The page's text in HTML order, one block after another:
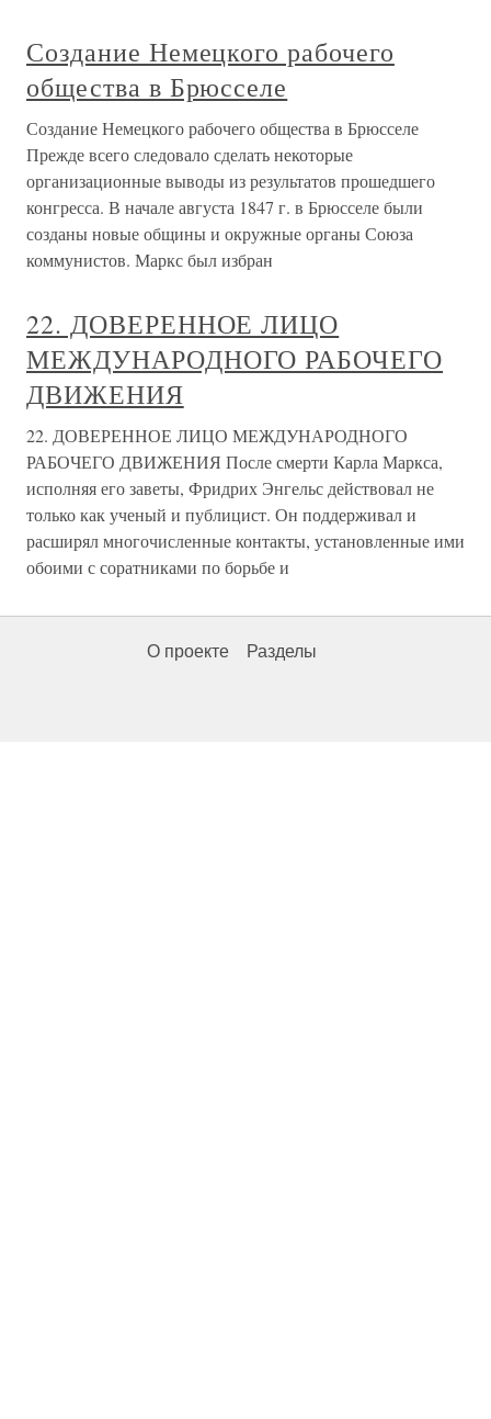
Создание Немецкого рабочего
общества в Брюсселе
Создание Немецкого рабочего общества в Брюсселе
Прежде всего следовало сделать некоторые
организационные выводы из результатов прошедшего
конгресса. В начале августа 1847 г. в Брюсселе были
созданы новые общины и окружные органы Союза
коммунистов. Маркс был избран
22. ДОВЕРЕННОЕ ЛИЦО
МЕЖДУНАРОДНОГО РАБОЧЕГО
ДВИЖЕНИЯ
22. ДОВЕРЕННОЕ ЛИЦО МЕЖДУНАРОДНОГО
РАБОЧЕГО ДВИЖЕНИЯ После смерти Карла Маркса,
исполняя его заветы, Фридрих Энгельс действовал не
только как ученый и публицист. Он поддерживал и
расширял многочисленные контакты, установленные ими
обоими с соратниками по борьбе и
О проекте Разделы